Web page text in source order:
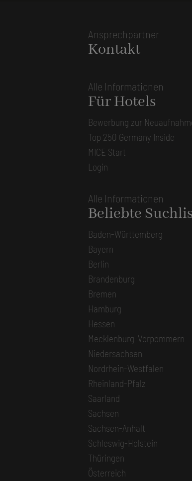
Ansprechpartner
Kontakt
Alle Informationen
Für Hotels
Bewerbung zur
Top 250 Germany Inside
MICE Start
Login
Alle Informationen
Beliebte
Baden-Württemberg
Bayern
Berlin
Brandenburg
Bremen
Hamburg
Hessen
Mecklenburg-Vorpommern
Niedersachsen
Nordrhein-Westfalen
Rheinland-Pfalz
Saarland
Sachsen
Sachsen-Anhalt
Schleswig-Holstein
Thüringen
Österreich